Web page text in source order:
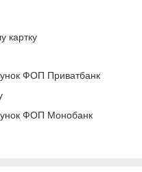
картку
ФОП Приватбанк
ФОП Монобанк